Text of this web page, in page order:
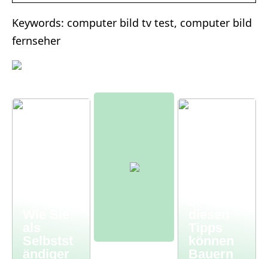
Keywords: computer bild tv test, computer bild
fernseher
Selbstst
ändiger
können
Bauern